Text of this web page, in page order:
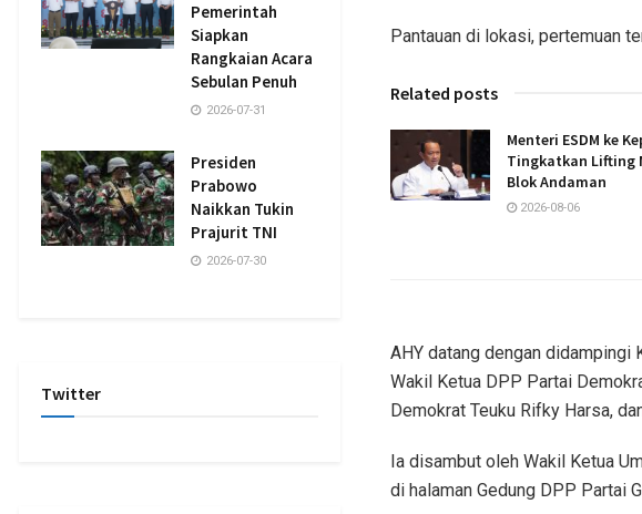
Pantauan di lokasi, pertemuan
Related posts
Menteri ESDM ke
Tingkatkan Lifting
Blok Andaman
2026-08-06
AHY datang dengan didampingi
Wakil Ketua DPP Partai
Demokrat Teuku Rifky Harsa,
Ia disambut oleh Wakil Ketua
di halaman Gedung DPP Partai
Pemerintah
Siapkan
Rangkaian Acara
Sebulan Penuh
2026-07-31
Presiden
Prabowo
Naikkan Tukin
Prajurit TNI
2026-07-30
Twitter